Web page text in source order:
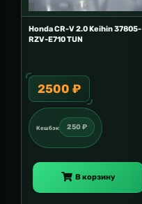
Honda CR-V 2.0 Keihin 37805-
RZV-E710 TUN
2500 ₽
Кешбэк 250 ₽
В корзину